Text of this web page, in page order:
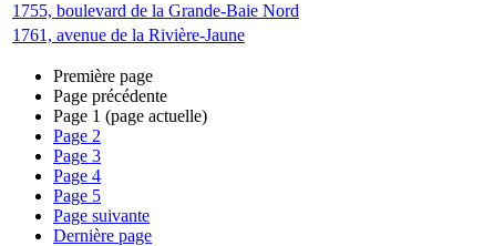
1755, boulevard de la Grande-Baie Nord
1761, avenue de la Rivière-Jaune
Première page
Page précédente
Page 1 (page actuelle)
Page 2
Page 3
Page 4
Page 5
Page suivante
Dernière page